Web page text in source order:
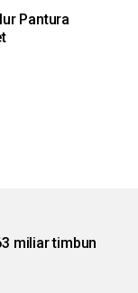
Pantura
miliar timbun